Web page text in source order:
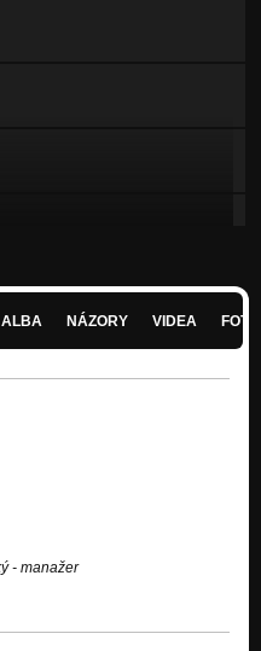
ALBA NÁZORY VIDEA
- manažer